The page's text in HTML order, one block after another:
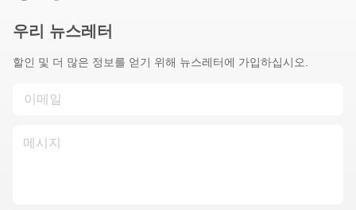
우리 뉴스레터
할인 및 더 많은 정보를 얻기 위해 뉴스레터에 가입하십시오.